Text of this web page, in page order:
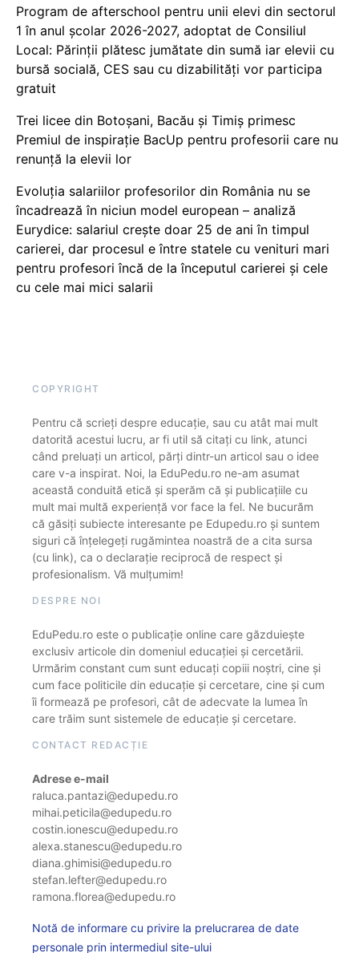
Program de afterschool pentru unii elevi din sectorul
1 în anul școlar 2026-2027, adoptat de Consiliul
Local: Părinții plătesc jumătate din sumă iar elevii cu
bursă socială, CES sau cu dizabilităţi vor participa
gratuit
Trei licee din Botoșani, Bacău și Timiș primesc
Premiul de inspirație BacUp pentru profesorii care nu
renunță la elevii lor
Evoluția salariilor profesorilor din România nu se
încadrează în niciun model european – analiză
Eurydice: salariul crește doar 25 de ani în timpul
carierei, dar procesul e între statele cu venituri mari
pentru profesori încă de la începutul carierei și cele
cu cele mai mici salarii
COPYRIGHT
Pentru că scrieți despre educație, sau cu atât mai mult
datorită acestui lucru, ar fi util să citați cu link, atunci
când preluați un articol, părți dintr-un articol sau o idee
care v-a inspirat. Noi, la EduPedu.ro ne-am asumat
această conduită etică și sperăm că și publicațiile cu
mult mai multă experiență vor face la fel. Ne bucurăm
că găsiți subiecte interesante pe Edupedu.ro și suntem
siguri că înțelegeți rugămintea noastră de a cita sursa
(cu link), ca o declarație reciprocă de respect și
profesionalism. Vă mulțumim!
DESPRE NOI
EduPedu.ro este o publicație online care găzduiește
exclusiv articole din domeniul educației și cercetării.
Urmărim constant cum sunt educați copiii noștri, cine și
cum face politicile din educație și cercetare, cine și cum
îi formează pe profesori, cât de adecvate la lumea în
care trăim sunt sistemele de educație și cercetare.
CONTACT REDACȚIE
Adrese e-mail
raluca.pantazi@edupedu.ro
mihai.peticila@edupedu.ro
costin.ionescu@edupedu.ro
alexa.stanescu@edupedu.ro
diana.ghimisi@edupedu.ro
stefan.lefter@edupedu.ro
ramona.florea@edupedu.ro
Notă de informare cu privire la prelucrarea de date
personale prin intermediul site-ului